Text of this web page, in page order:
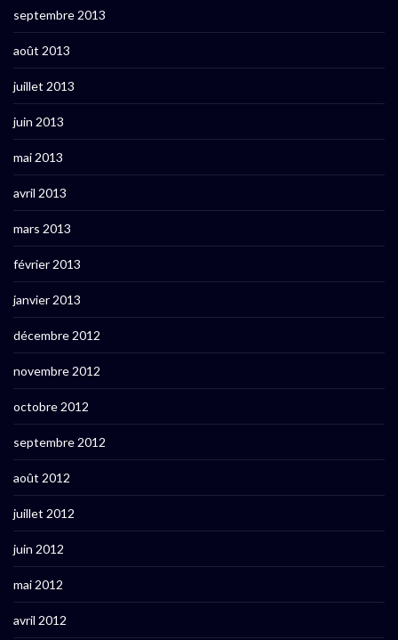
septembre 2013
août 2013
juillet 2013
juin 2013
mai 2013
avril 2013
mars 2013
février 2013
janvier 2013
décembre 2012
novembre 2012
octobre 2012
septembre 2012
août 2012
juillet 2012
juin 2012
mai 2012
avril 2012